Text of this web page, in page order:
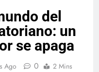
del
un
se apaga
Ago 0 2 Mins